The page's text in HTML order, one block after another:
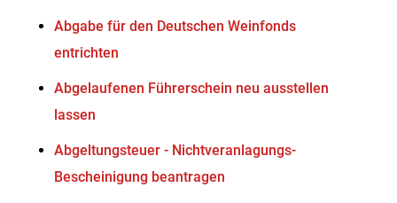
Abgabe für den Deutschen Weinfonds
entrichten
Abgelaufenen Führerschein neu ausstellen
lassen
Abgeltungsteuer - Nichtveranlagungs-
Bescheinigung beantragen